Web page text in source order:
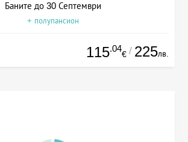
Баните до 30 Септември
+ полупансион
115.04
€ / 225лв.